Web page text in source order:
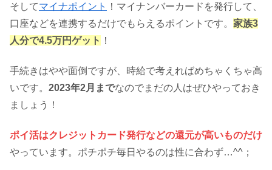
そしてマイナポイント
！マイナンバーカードを発行して、
口座などを連携するだけでもらえるポイントです。 家族3
人分で4.5万円ゲット ！
手続きはやや面倒ですが、時給で考えればめちゃくちゃ高
いです。 2023年2月までなのでまだの人はぜひやっておき
ましょう！
ポイ活はクレジットカード発行などの還元が高いものだけ
やっています。ポチポチ毎日やるのは性に合わず…^^；